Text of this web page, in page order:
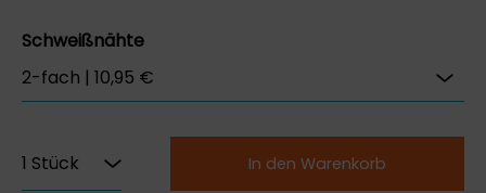
Schweißnähte
In den Warenkorb